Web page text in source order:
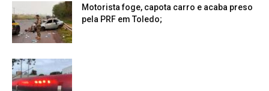
Motorista foge, capota carro e acaba preso
pela PRF em Toledo;